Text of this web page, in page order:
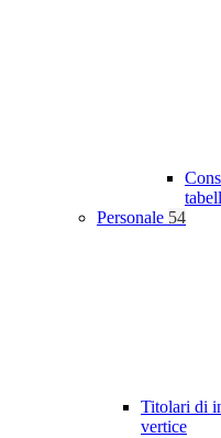
Personale 54
Titolari di
vertice